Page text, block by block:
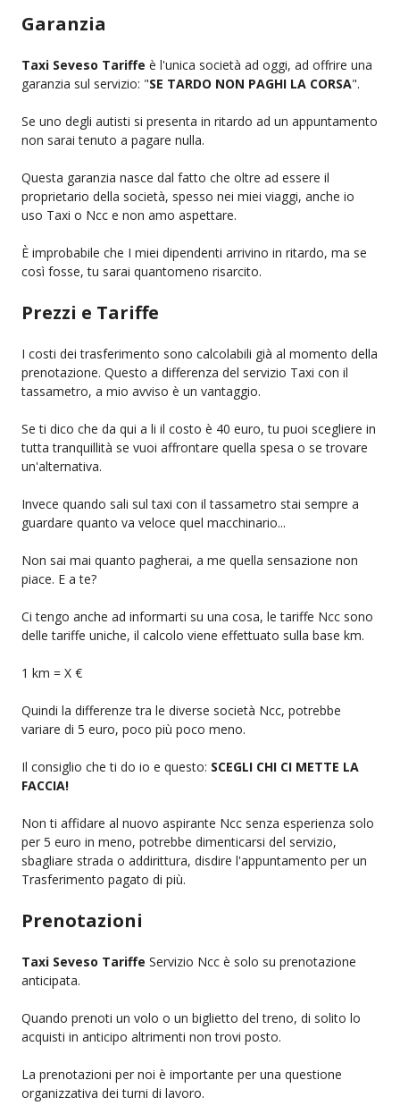
Garanzia
Taxi Seveso Tariffe è l'unica società ad oggi, ad offrire una
garanzia sul servizio: "SE TARDO NON PAGHI LA CORSA".
Se uno degli autisti si presenta in ritardo ad un appuntamento
non sarai tenuto a pagare nulla.
Questa garanzia nasce dal fatto che oltre ad essere il
proprietario della società, spesso nei miei viaggi, anche io
uso Taxi o Ncc e non amo aspettare.
È improbabile che I miei dipendenti arrivino in ritardo, ma se
così fosse, tu sarai quantomeno risarcito.
Prezzi e Tariffe
I costi dei trasferimento sono calcolabili già al momento della
prenotazione. Questo a differenza del servizio Taxi con il
tassametro, a mio avviso è un vantaggio.
Se ti dico che da qui a li il costo è 40 euro, tu puoi scegliere in
tutta tranquillità se vuoi affrontare quella spesa o se trovare
un'alternativa.
Invece quando sali sul taxi con il tassametro stai sempre a
guardare quanto va veloce quel macchinario...
Non sai mai quanto pagherai, a me quella sensazione non
piace. E a te?
Ci tengo anche ad informarti su una cosa, le tariffe Ncc sono
delle tariffe uniche, il calcolo viene effettuato sulla base km.
1 km = X €
Quindi la differenze tra le diverse società Ncc, potrebbe
variare di 5 euro, poco più poco meno.
Il consiglio che ti do io e questo: SCEGLI CHI CI METTE LA
FACCIA!
Non ti affidare al nuovo aspirante Ncc senza esperienza solo
per 5 euro in meno, potrebbe dimenticarsi del servizio,
sbagliare strada o addirittura, disdire l'appuntamento per un
Trasferimento pagato di più.
Prenotazioni
Taxi Seveso Tariffe Servizio Ncc è solo su prenotazione
anticipata.
Quando prenoti un volo o un biglietto del treno, di solito lo
acquisti in anticipo altrimenti non trovi posto.
La prenotazioni per noi è importante per una questione
organizzativa dei turni di lavoro.